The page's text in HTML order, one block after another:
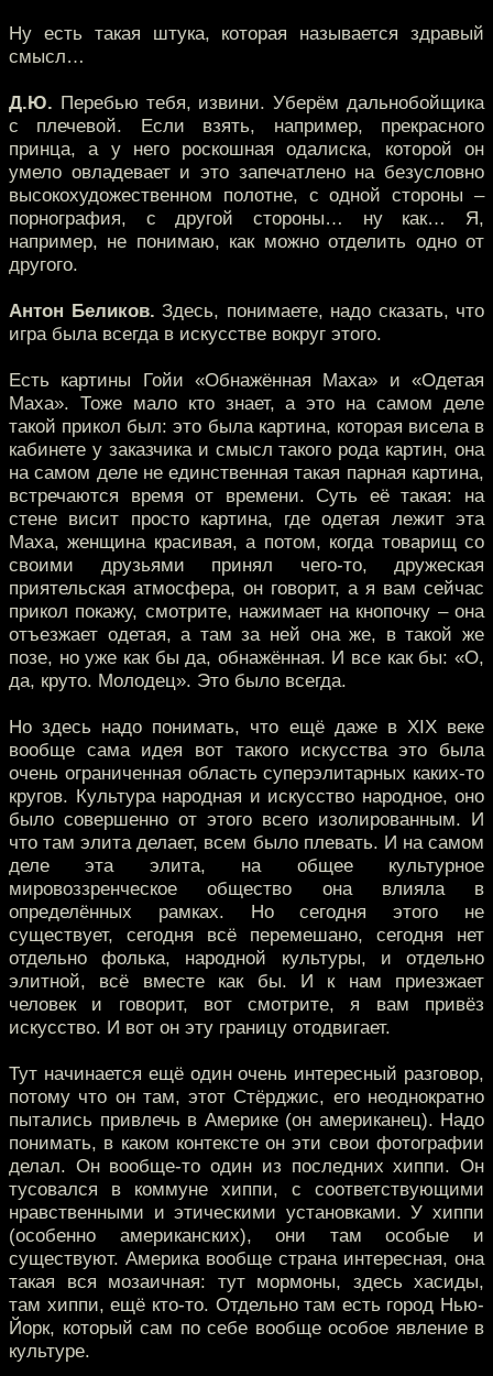
Ну есть такая штука, которая называется здравый
смысл…
Д.Ю. Перебью тебя, извини. Уберём дальнобойщика
с плечевой. Если взять, например, прекрасного
принца, а у него роскошная одалиска, которой он
умело овладевает и это запечатлено на безусловно
высокохудожественном полотне, с одной стороны –
порнография, с другой стороны… ну как… Я,
например, не понимаю, как можно отделить одно от
другого.
Антон Беликов. Здесь, понимаете, надо сказать, что
игра была всегда в искусстве вокруг этого.
Есть картины Гойи «Обнажённая Маха» и «Одетая
Маха». Тоже мало кто знает, а это на самом деле
такой прикол был: это была картина, которая висела в
кабинете у заказчика и смысл такого рода картин, она
на самом деле не единственная такая парная картина,
встречаются время от времени. Суть её такая: на
стене висит просто картина, где одетая лежит эта
Маха, женщина красивая, а потом, когда товарищ со
своими друзьями принял чего-то, дружеская
приятельская атмосфера, он говорит, а я вам сейчас
прикол покажу, смотрите, нажимает на кнопочку – она
отъезжает одетая, а там за ней она же, в такой же
позе, но уже как бы да, обнажённая. И все как бы: «О,
да, круто. Молодец». Это было всегда.
Но здесь надо понимать, что ещё даже в XIX веке
вообще сама идея вот такого искусства это была
очень ограниченная область суперэлитарных каких-то
кругов. Культура народная и искусство народное, оно
было совершенно от этого всего изолированным. И
что там элита делает, всем было плевать. И на самом
деле эта элита, на общее культурное
мировоззренческое общество она влияла в
определённых рамках. Но сегодня этого не
существует, сегодня всё перемешано, сегодня нет
отдельно фолька, народной культуры, и отдельно
элитной, всё вместе как бы. И к нам приезжает
человек и говорит, вот смотрите, я вам привёз
искусство. И вот он эту границу отодвигает.
Тут начинается ещё один очень интересный разговор,
потому что он там, этот Стёрджис, его неоднократно
пытались привлечь в Америке (он американец). Надо
понимать, в каком контексте он эти свои фотографии
делал. Он вообще-то один из последних хиппи. Он
тусовался в коммуне хиппи, с соответствующими
нравственными и этическими установками. У хиппи
(особенно американских), они там особые и
существуют. Америка вообще страна интересная, она
такая вся мозаичная: тут мормоны, здесь хасиды,
там хиппи, ещё кто-то. Отдельно там есть город Нью-
Йорк, который сам по себе вообще особое явление в
культуре.